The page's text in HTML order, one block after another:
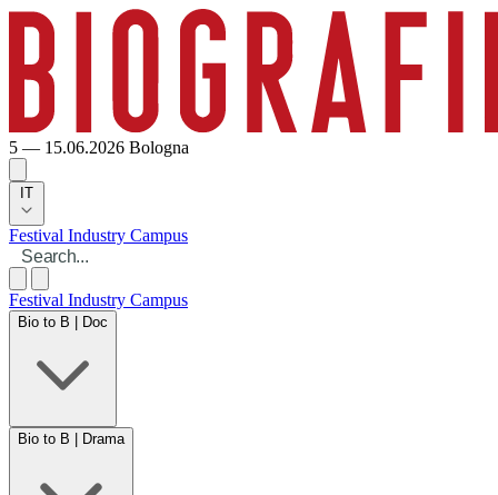
5 — 15.06.2026 Bologna
IT
Festival Industry Campus
Festival Industry Campus
Bio to B | Doc
Bio to B | Drama